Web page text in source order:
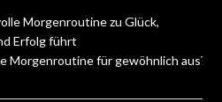
Morgenroutine zu Glück,
Erfolg führt
Morgenroutine für gewöhnlich aus?